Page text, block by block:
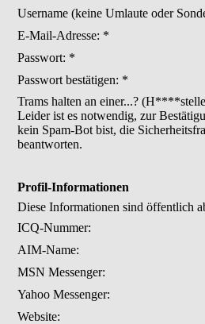
Username (keine Umlaute oder
E-Mail-Adresse: *
Passwort: *
Passwort bestätigen: *
Trams halten an einer...?
Leider ist es notwendig, zur
kein Spam-Bot bist, die
beantworten.
Profil-Informationen
Diese Informationen sind öffentlich
ICQ-Nummer:
AIM-Name:
MSN Messenger:
Yahoo Messenger:
Website: